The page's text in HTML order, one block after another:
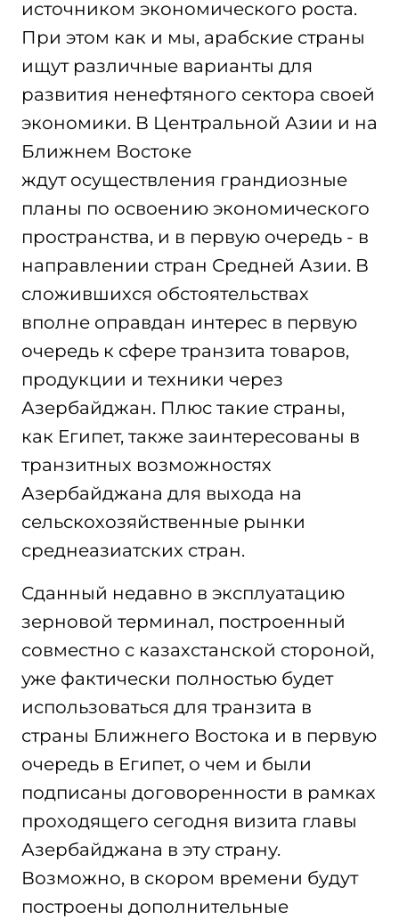
источником экономического роста.
При этом как и мы, арабские страны
ищут различные варианты для
развития ненефтяного сектора своей
экономики. В Центральной Азии и на
Ближнем Востоке
ждут осуществления грандиозные
планы по освоению экономического
пространства, и в первую очередь - в
направлении стран Средней Азии. В
сложившихся обстоятельствах
вполне оправдан интерес в первую
очередь к сфере транзита товаров,
продукции и техники через
Азербайджан. Плюс такие страны,
как Египет, также заинтересованы в
транзитных возможностях
Азербайджана для выхода на
сельскохозяйственные рынки
среднеазиатских стран.
Сданный недавно в эксплуатацию
зерновой терминал, построенный
совместно с казахстанской стороной,
уже фактически полностью будет
использоваться для транзита в
страны Ближнего Востока и в первую
очередь в Египет, о чем и были
подписаны договоренности в рамках
проходящего сегодня визита главы
Азербайджана в эту страну.
Возможно, в скором времени будут
построены дополнительные